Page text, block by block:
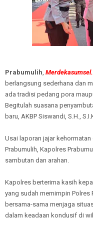
Prabumulih,
berlangsung sederhana dan
ada tradisi pedang pora
Begitulah suasana
baru, AKBP Siswandi, S.H.,
Usai laporan jajar
Prabumulih, Kapolres
sambutan dan arahan.
Kapolres berterima kasih
yang sudah memimpin Polres
bersama-sama menjaga
dalam keadaan kondusif di